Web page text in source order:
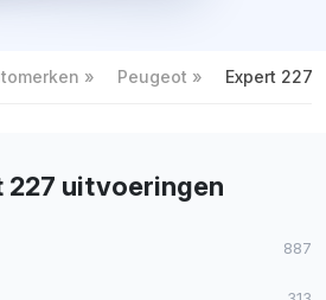
Peugeot Expert 227
227 uitvoeringen
887